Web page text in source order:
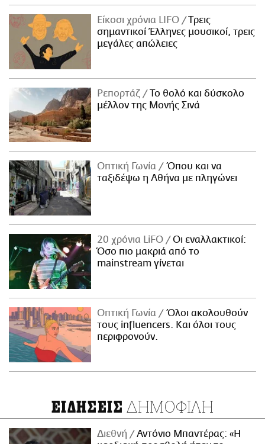
Είκοσι χρόνια LIFO
Tρεις
σημαντικοί Έλληνες μουσικοί, τρεις
μεγάλες απώλειες
Ρεπορτάζ
Το θολό και δύσκολο
μέλλον της Μονής Σινά
Οπτική Γωνία
Όπου και να
ταξιδέψω η Αθήνα με πληγώνει
20 χρόνια LiFO
Οι εναλλακτικοί:
Όσο πιο μακριά από το
mainstream γίνεται
Οπτική Γωνία
Όλοι ακολουθούν
τους influencers. Και όλοι τους
περιφρονούν.
ΕΙΔΗΣΕΙΣ ΔΗΜΟΦΙΛΗ
Διεθνή
Αντόνιο Μπαντέρας: «Η